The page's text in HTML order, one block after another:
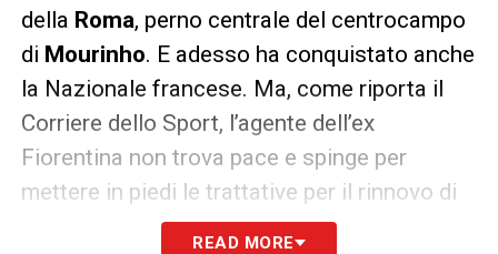
della Roma, perno centrale del centrocampo
di Mourinho. E adesso ha conquistato anche
la Nazionale francese. Ma, come riporta il
Corriere dello Sport, l’agente dell’ex
Fiorentina non trova pace e spinge per
mettere in piedi le trattative per il rinnovo di
READ MORE